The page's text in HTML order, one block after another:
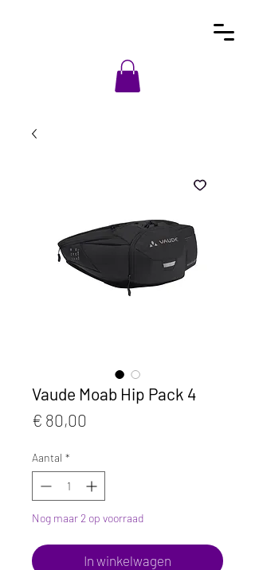
Vaude Moab Hip Pack 4
€ 80,00
Aantal *
Nog maar 2 op voorraad
In winkelwagen